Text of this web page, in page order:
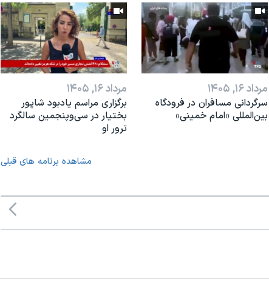
مرداد ۱۶, ۱۴۰۵
سرگردانی مسافران در فرودگاه
بین‌المللی «امام خمینی»
مرداد ۱۶, ۱۴۰۵
برگزاری مراسم یادبود شاپور
بختیار در سی‌وپنجمین سالگرد
ترور او
مشاهده برنامه های قبلی